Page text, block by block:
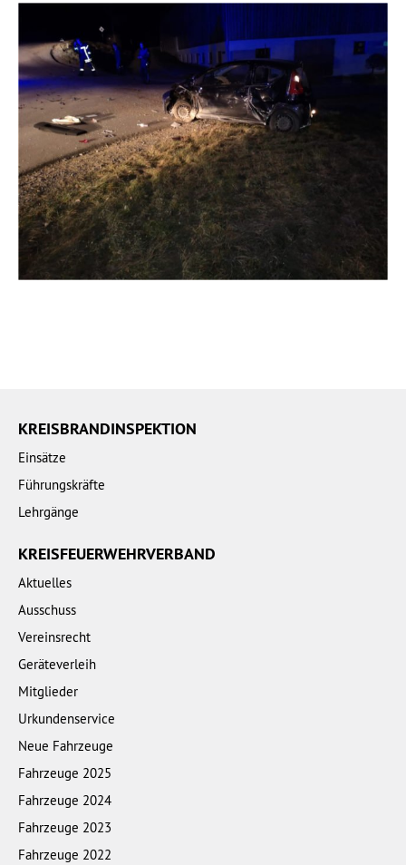
KREISBRANDINSPEKTION
Einsätze
Führungskräfte
Lehrgänge
KREISFEUERWEHRVERBAND
Aktuelles
Ausschuss
Vereinsrecht
Geräteverleih
Mitglieder
Urkundenservice
Neue Fahrzeuge
Fahrzeuge 2025
Fahrzeuge 2024
Fahrzeuge 2023
Fahrzeuge 2022